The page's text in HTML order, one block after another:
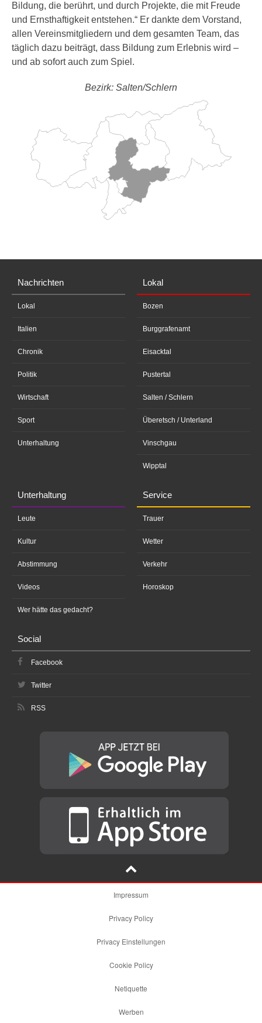
Bildung, die berührt, und durch Projekte, die mit Freude
und Ernsthaftigkeit entstehen.“ Er dankte dem Vorstand,
allen Vereinsmitgliedern und dem gesamten Team, das
täglich dazu beiträgt, dass Bildung zum Erlebnis wird –
und ab sofort auch zum Spiel.
Bezirk: Salten/Schlern
Nachrichten
Lokal
Italien
Chronik
Politik
Wirtschaft
Sport
Unterhaltung
Lokal
Bozen
Burggrafenamt
Eisacktal
Pustertal
Salten / Schlern
Überetsch / Unterland
Vinschgau
Wipptal
Unterhaltung
Leute
Kultur
Abstimmung
Videos
Wer hätte das gedacht?
Service
Trauer
Wetter
Verkehr
Horoskop
Social
Facebook
Twitter
RSS
Impressum
Privacy Policy
Privacy Einstellungen
Cookie Policy
Netiquette
Werben